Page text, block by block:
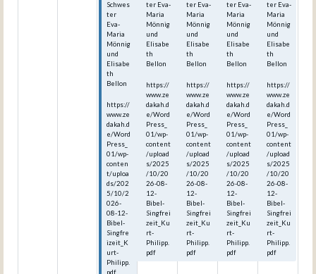
Schwes
ter
Eva-
Maria
Mönnig
und
Elisabe
th
Bellon
https://
www.ze
dakah.d
e/Word
Press_
01/wp-
conten
t/uploa
ds/202
5/10/2
026-
08-12-
Bibel-
Singfre
izeit_K
urt-
Philipp.
pdf
ter Eva-
Maria
Mönnig
und
Elisabe
th
Bellon
https://
www.ze
dakah.d
e/Word
Press_
01/wp-
content
/upload
s/2025
/10/20
26-08-
12-
Bibel-
Singfrei
zeit_Ku
rt-
Philipp.
pdf
ter Eva-
Maria
Mönnig
und
Elisabe
th
Bellon
https://
www.ze
dakah.d
e/Word
Press_
01/wp-
content
/upload
s/2025
/10/20
26-08-
12-
Bibel-
Singfrei
zeit_Ku
rt-
Philipp.
pdf
ter Eva-
Maria
Mönnig
und
Elisabe
th
Bellon
https://
www.ze
dakah.d
e/Word
Press_
01/wp-
content
/upload
s/2025
/10/20
26-08-
12-
Bibel-
Singfrei
zeit_Ku
rt-
Philipp.
pdf
ter Eva-
Maria
Mönnig
und
Elisabe
th
Bellon
https://
www.ze
dakah.d
e/Word
Press_
01/wp-
content
/upload
s/2025
/10/20
26-08-
12-
Bibel-
Singfrei
zeit_Ku
rt-
Philipp.
pdf